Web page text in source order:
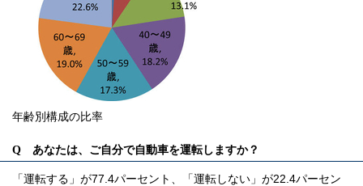
年齢別構成の比率
Q あなたは、ご自分で自動車を運転しますか？
「運転する」が77.4パーセント、「運転しない」が22.4パーセン